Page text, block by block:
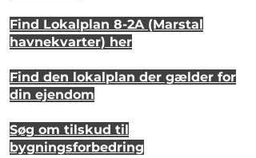
Find Lokalplan 8-2A (Marstal
havnekvarter) her
Find den lokalplan der gælder for
din ejendom
Søg om tilskud til
bygningsforbedring